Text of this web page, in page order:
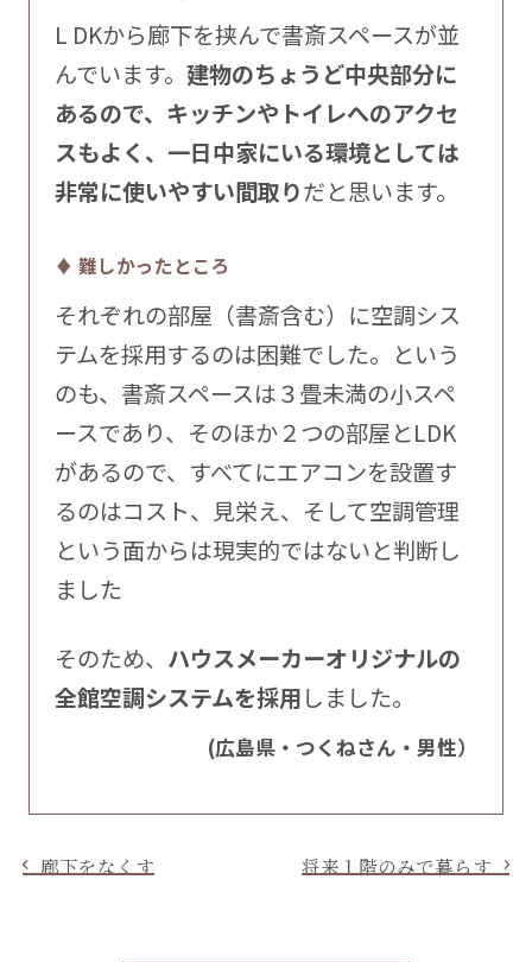
L DKから廊下を挟んで書斎スペースが並
んでいます。 建物のちょうど中央部分に
あるので、キッチンやトイレへのアクセ
スもよく、一日中家にいる環境としては
非常に使いやすい間取りだと思います。
♦ 難しかったところ
それぞれの部屋（書斎含む）に空調シス
テムを採用するのは困難でした。という
のも、書斎スペースは３畳未満の小スペ
ースであり、そのほか２つの部屋とLDK
があるので、すべてにエアコンを設置す
るのはコスト、見栄え、そして空調管理
という面からは現実的ではないと判断し
ました
そのため、 ハウスメーカーオリジナルの
全館空調システムを採用しました。
(広島県・つくねさん・男性）
廊下をなくす 将来１階のみで暮らす